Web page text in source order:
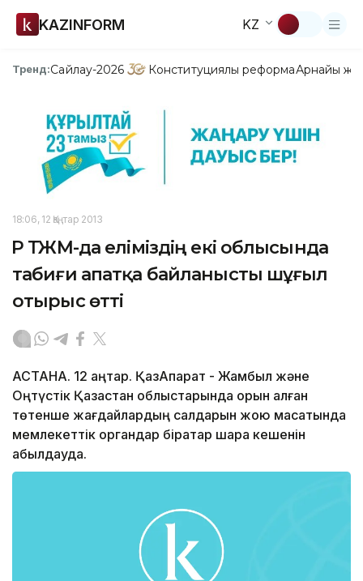
KAZINFORM KZ
Тренд:Сайлау-2026 Конституциялық реформаАрнайы
18:06, 12 Қаңтар 2013
ҚР ТЖМ-да еліміздің екі облысында
табиғи апатқа байланысты шұғыл
отырыс өтті
АСТАНА. 12 қаңтар. ҚазАқпарат - Жамбыл және
Оңтүстік Қазақстан облыстарында орын алған
төтенше жағдайлардың салдарын жою мақсатында
мемлекеттік органдар бірқатар шара кешенін
қабылдауда.